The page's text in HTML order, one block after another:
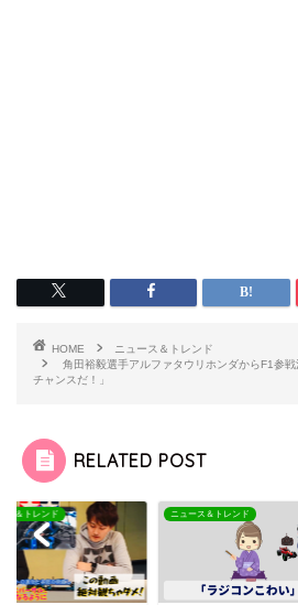
HOME
ニュース＆トレンド
角田裕毅選手アルファタウリホンダからF1参
チャンスだ！」
RELATED POST
ス＆トレンド ニュース＆トレンド